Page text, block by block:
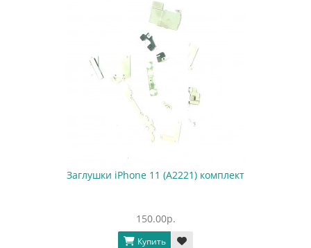
Заглушки iPhone 11 (A2221) комплект
150.00р.
Купить